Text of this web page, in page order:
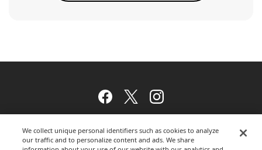
Facebook
TwitterInstagram
ウェブサイトのご利用について
We collect unique personal identifiers such as cookies to analyze
our traffic and to personalize content and ads. We share